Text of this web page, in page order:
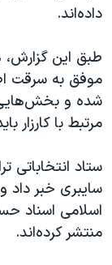
چهل سال
اعتراضات مردمی
اسرائیل در جنگ
نرگس محمدی
همایش
صفحه‌های ویژه
سفر پرزیدنت
داده‌اند.
طبق این
موفق به سرقت
شده و بخش‌هایی
مرتبط با کارزار
سایبری خبر داد
اسلامی اسناد
منتشر کرده‌اند.